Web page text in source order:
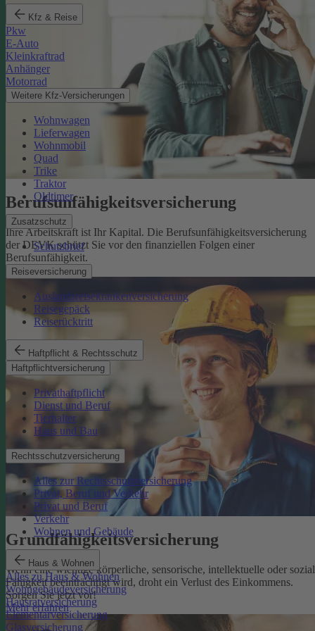
Kfz & Reise
Pkw
E-Auto
Kleinkraftrad
Anhänger
Motorrad
Weitere Kfz-Versicherungen
Wohnwagen
Lieferwagen
Wohnmobil
Quad
Trike
Traktor
Oldtimer
Zusatzschutz
Schutzbrief
Reiseversicherung
Auslandsreisekrankenversicherung
Reisegepäck
Reiserücktritt
Haftpflicht & Rechtsschutz
Haftpflichtversicherung
Privathaftpflicht
Dienst und Beruf
Tierhalter
Haus und Bau
Rechtsschutzversicherung
Alles zur Rechtsschutzversicherung
Privat, Beruf und Verkehr
Privat und Beruf
Verkehr
Wohnen und Gebäude
Haus & Wohnen
Alles zu Haus & Wohnen
Wohngebäudeversicherung
Hausratversicherung
Elementarversicherung
Glasversicherung
Berufsunfähigkeits­versicherung
Ihre Arbeitskraft ist Ihr Kapital. Die Berufsunfähigkeitsversicherung
der DEVK schützt Sie vor den finanziellen Folgen einer
Berufsunfähigkeit.
Mehr erfahren
Grundfähigkeits­versicherung
Wenn eine wichtige körperliche, sensorische, intellektuelle oder
Fähigkeit beeinträchtigt wird, droht ein Verlust des Einkommens.
Sorgen Sie jetzt vor!
Mehr erfahren